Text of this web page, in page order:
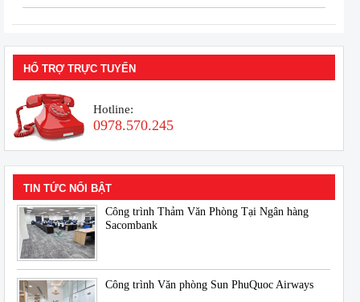
HỔ TRỢ TRỰC TUYẾN
Hotline:
0978.570.245
TIN TỨC NỔI BẬT
Công trình Thảm Văn Phòng Tại Ngân hàng
Sacombank
Công trình Văn phòng Sun PhuQuoc Airways